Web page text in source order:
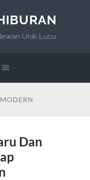
Unik Lucu
Dan